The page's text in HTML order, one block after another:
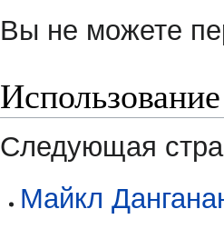
Вы не можете
Следующая
Майкл